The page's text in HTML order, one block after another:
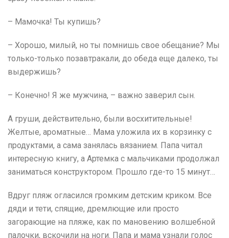
– Мамочка! Ты купишь?
– Хорошо, милый, но ты помнишь свое обещание? Мы
только-только позавтракали, до обеда еще далеко, ты
выдержишь?
– Конечно! Я же мужчина, – важно заверил сын.
А груши, действительно, были восхитительные!
Желтые, ароматные… Мама уложила их в корзинку с
продуктами, а сама занялась вязанием. Папа читал
интересную книгу, а Артемка с мальчиками продолжал
заниматься конструктором. Прошло где-то 15 минут…
Вдруг пляж огласился громким детским криком. Все
дяди и тети, спящие, дремлющие или просто
загорающие на пляже, как по мановению волшебной
палочки, вскочили на ноги. Папа и мама узнали голос